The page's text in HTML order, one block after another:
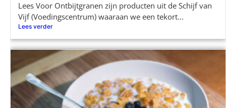
Lees Voor Ontbijtgranen zijn producten uit de Schijf van
Vijf (Voedingscentrum) waaraan we een tekort...
Lees verder